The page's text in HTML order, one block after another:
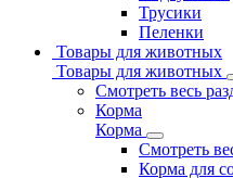
Трусики
Пеленки
Товары для животных
Товары для животных
Смотреть весь
Корма
Корма
Смотреть
Корма для